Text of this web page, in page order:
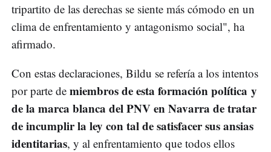
tripartito de las derechas se siente más cómodo en un
clima de enfrentamiento y antagonismo social", ha
afirmado.
Con estas declaraciones, Bildu se refería a los intentos
por parte de miembros de esta formación política y
de la marca blanca del PNV en Navarra de tratar
de incumplir la ley con tal de satisfacer sus ansias
identitarias, y al enfrentamiento que todos ellos